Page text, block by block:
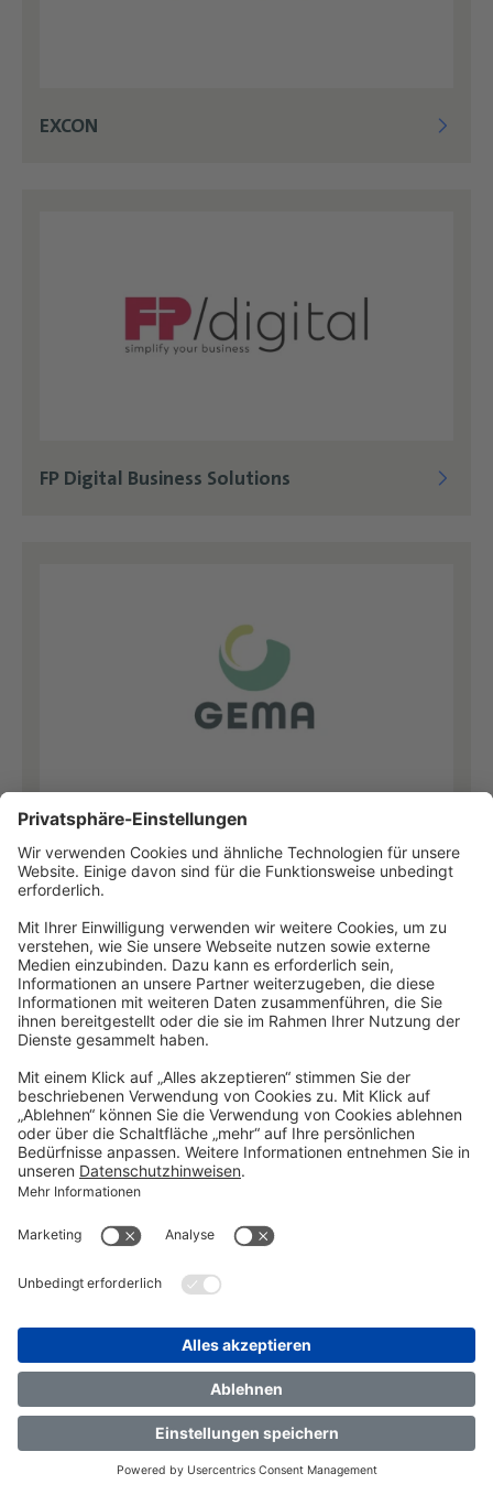
EXCON
FP Digital Business Solutions
GEMA Germany
German University of Digital Science